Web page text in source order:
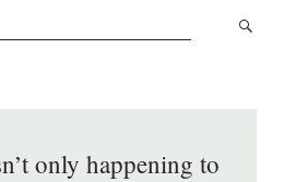
only happening to